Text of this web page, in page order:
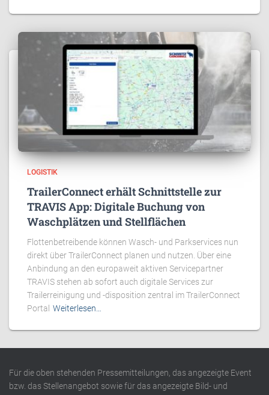
LOGISTIK
TrailerConnect erhält Schnittstelle zur
TRAVIS App: Digitale Buchung von
Waschplätzen und Stellflächen
Flottenbetreibende können Wasch- und Parkservices nun
direkt über TrailerConnect planen und nutzen. Über eine
Anbindung an den europaweit aktiven Servicepartner
TRAVIS stehen ab sofort auch digitale Services zur
Trailerreinigung und -disposition zentral im TrailerConnect
Portal Weiterlesen…
Für die oben stehenden Pressemitteilungen, das angezeigte Event
bzw. das Stellenangebot sowie für das angezeigte Bild- und